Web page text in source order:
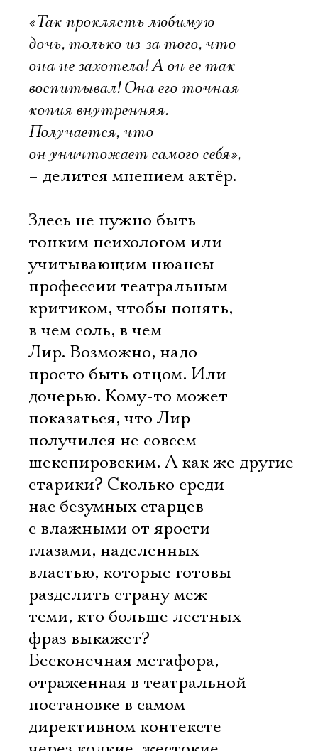
«Так проклясть любимую
дочь, только из-за того, что
она не захотела! А он ее так
воспитывал! Она его точная
копия внутренняя.
Получается, что
он уничтожает самого себя»,
– делится мнением актёр.
Здесь не нужно быть
тонким психологом или
учитывающим нюансы
профессии театральным
критиком, чтобы понять,
в чем соль, в чем
Лир. Возможно, надо
просто быть отцом. Или
дочерью. Кому-то может
показаться, что Лир
получился не совсем
шекспировским. А как же другие
старики? Сколько среди
нас безумных старцев
с влажными от ярости
глазами, наделенных
властью, которые готовы
разделить страну меж
теми, кто больше лестных
фраз выкажет?
Бесконечная метафора,
отраженная в театральной
постановке в самом
директивном контексте –
Электропочта
Ознакомиться